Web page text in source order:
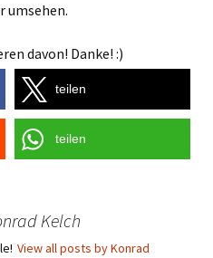
umsehen.
davon! Danke! :)
teilen
teilen
Kelch
View all posts by Konrad